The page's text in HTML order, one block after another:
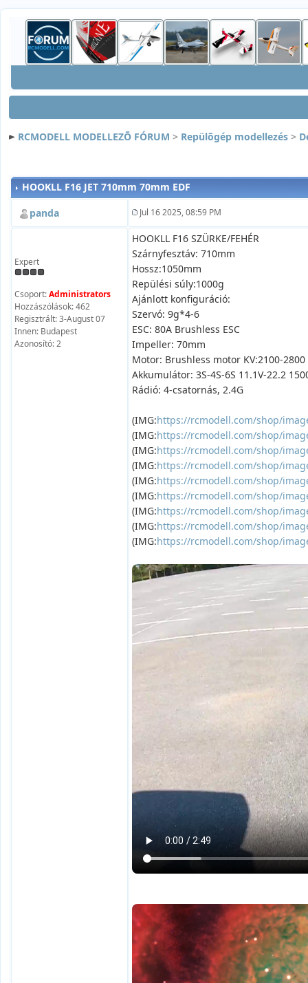
RCMODELL MODELLEZÕ FÓRUM > Repülõgép modellezés >
HOOKLL F16 JET 710mm 70mm EDF
panda
Jul 16 2025, 08:59 PM
Expert
Csoport:Administrators
Hozzászólások: 462
Regisztrált: 3-August 07
Innen: Budapest
Azonosító: 2
HOOKLL F16 SZÜRKE/FEHÉR
Szárnyfesztáv: 710mm
Hossz:1050mm
Repülési súly:1000g
Ajánlott konfiguráció:
Szervó: 9g*4-6
ESC: 80A Brushless ESC
Impeller: 70mm
Motor: Brushless motor KV:2100-2800
Akkumulátor: 3S-4S-6S 11.1V-22.2
Rádió: 4-csatornás, 2.4G
(IMG:https://rcmodell.com/shop/
(IMG:https://rcmodell.com/shop/
(IMG:https://rcmodell.com/shop/
(IMG:https://rcmodell.com/shop/
(IMG:https://rcmodell.com/shop/
(IMG:https://rcmodell.com/shop/
(IMG:https://rcmodell.com/shop/
(IMG:https://rcmodell.com/shop/
(IMG:https://rcmodell.com/shop/